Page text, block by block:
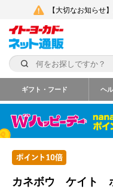
【大切なお知らせ
ギフト・フード ヘ
カネボウ ケイト